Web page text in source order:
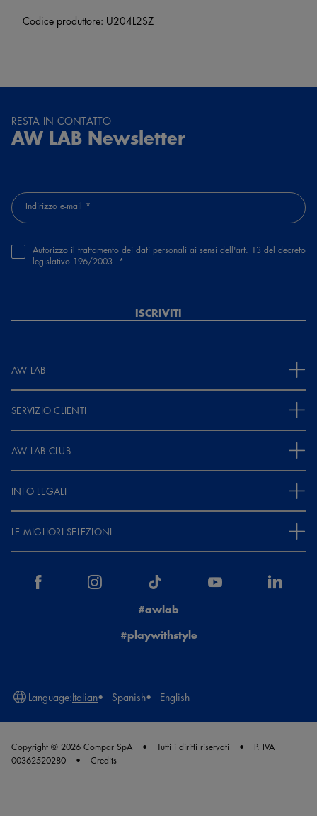
Codice produttore: U204L2SZ
RESTA IN CONTATTO
AW LAB Newsletter
Indirizzo e-mail
Autorizzo il trattamento dei dati personali ai sensi dell'art. 13 del decreto
legislativo 196/2003
ISCRIVITI
AW LAB
SERVIZIO CLIENTI
AW LAB CLUB
INFO LEGALI
LE MIGLIORI SELEZIONI
#awlab
#playwithstyle
Language:Italian Spanish English
Copyright © 2026 Compar SpA Tutti i diritti riservati
P. IVA
00362520280
Credits